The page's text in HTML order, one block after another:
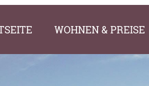
WOHNEN & PREISE